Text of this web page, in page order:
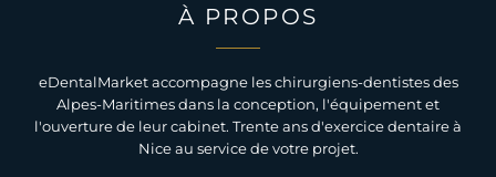
À PROPOS
eDentalMarket accompagne les chirurgiens-dentistes des
Alpes-Maritimes dans la conception, l'équipement et
l'ouverture de leur cabinet. Trente ans d'exercice dentaire à
Nice au service de votre projet.